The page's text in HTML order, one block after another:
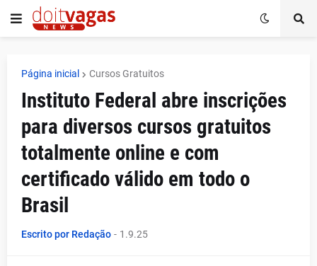
Página inicial Cursos Gratuitos
Instituto Federal abre inscrições
para diversos cursos gratuitos
totalmente online e com
certificado válido em todo o
Brasil
Escrito por Redação - 1.9.25